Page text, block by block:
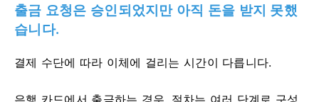
출금 요청은 승인되었지만 아직 돈을 받지 못했
습니다.
결제 수단에 따라 이체에 걸리는 시간이 다릅니다.